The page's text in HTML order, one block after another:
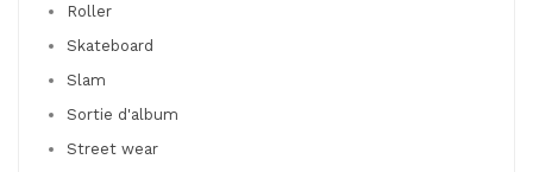
Roller
Skateboard
Slam
Sortie d'album
Street wear